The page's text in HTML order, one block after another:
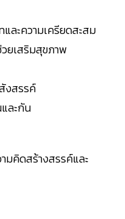
ละความเครียดสะสม
ยเสริมสุขภาพ
งสรรค์
ละกัน
มคิดสร้างสรรค์และ